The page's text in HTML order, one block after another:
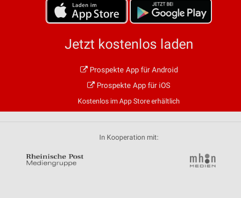
Jetzt kostenlos laden
Prospekte App für Android
Prospekte App für iOS
Kostenlos im App Store erhältlich
In Kooperation mit: